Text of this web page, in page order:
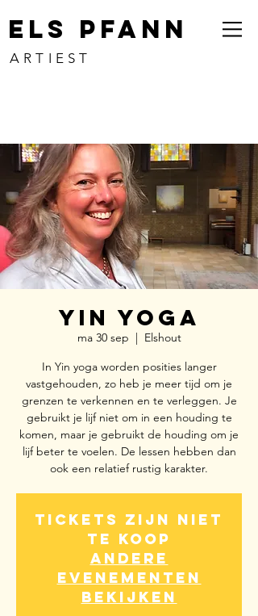
ELS PFANN
ARTIEST
yin yoga
ma 30 sep
  |
Elshout
In Yin yoga worden posities langer
vastgehouden, zo heb je meer tijd om je
grenzen te verkennen en te verleggen. Je
gebruikt je lijf niet om in een houding te
komen, maar je gebruikt de houding om je
lijf beter te voelen. De lessen hebben dan
ook een relatief rustig karakter.
Tickets zijn niet
te koop
Andere
evenementen
bekijken